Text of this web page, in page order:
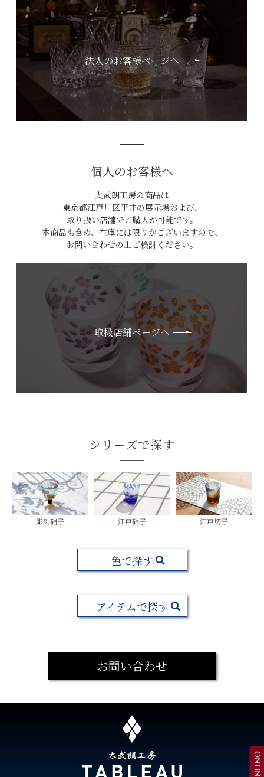
法人のお客様ページへ
個人のお客様へ
太武朗工房の商品は
東京都江戸川区平井の展示場および、
取り扱い店舗でご購入が可能です。
本商品も含め、在庫には限りがございますので、
お問い合わせの上ご検討ください。
取扱店舗ページへ
シリーズで探す
彫刻硝子 江戸硝子 江戸切子
色で探す
アイテムで探す
お問い合わせ